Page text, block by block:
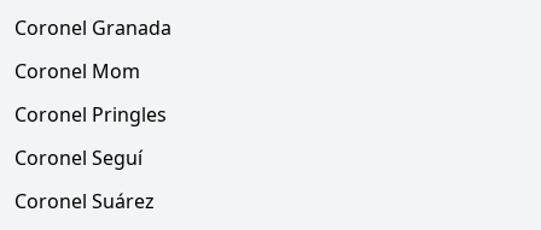
Coronel Granada
Coronel Mom
Coronel Pringles
Coronel Seguí
Coronel Suárez